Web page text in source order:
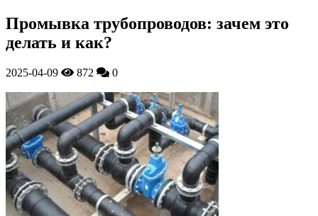
Промывка трубопроводов: зачем это
делать и как?
2025-04-09 872 0